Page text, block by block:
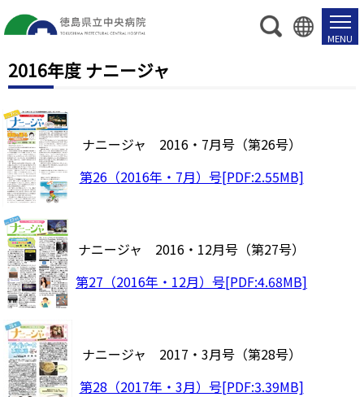
2016年度 ナニージャ
ナニージャ 2016・7月号（第26号）
第26（2016年・7月）号[PDF:2.55MB]
ナニージャ 2016・12月号（第27号）
第27（2016年・12月）号[PDF:4.68MB]
ナニージャ 2017・3月号（第28号）
第28（2017年・3月）号[PDF:3.39MB]